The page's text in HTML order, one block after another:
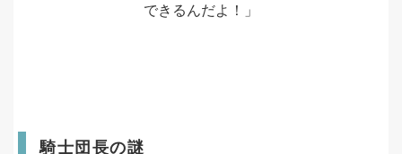
できるんだよ！」
騎士団長の謎